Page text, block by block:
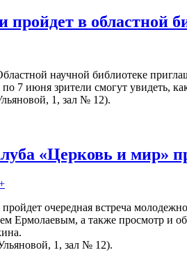
в областной
научной библиотеке
7 июня зрители смогут увидеть,
1, зал № 12).
«Церковь и мир»
пройдет очередная встреча
Ермолаевым, а также просмотр и
1, зал № 12).